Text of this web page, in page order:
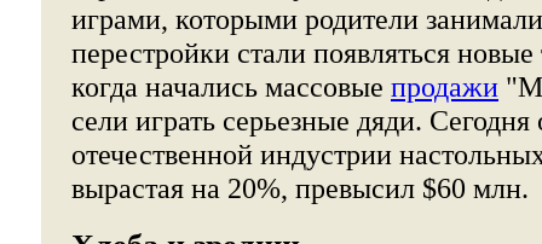
играми, которыми родители
перестройки стали появляться
когда начались массовые продажи
сели играть серьезные дяди. Сегодня
отечественной индустрии
вырастая на 20%, превысил $60 млн.